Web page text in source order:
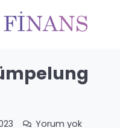
Yorum yok